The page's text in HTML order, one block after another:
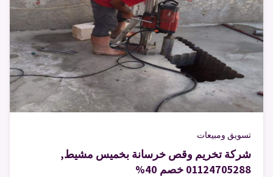
تسويق ومبيعات
شركة تخريم وقص خرسانة بخميس مشيط,
01124705288 خصم 40%